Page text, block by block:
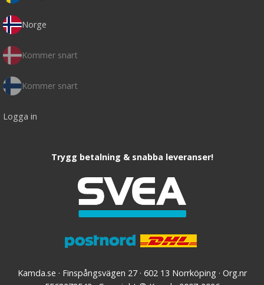
Norge
Kommer snart
Kommer snart
Logga in
Trygg betalning & snabba leveranser!
Kamda.se · Finspångsvägen 27 · 602 13 Norrköping · Org.nr